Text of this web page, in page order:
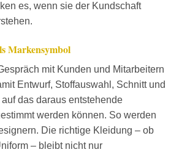
es, wenn sie der Kundschaft
Markensymbol
mit Kunden und Mitarbeitern
Entwurf, Stoffauswahl, Schnitt und
das daraus entstehende
werden können. So werden
Die richtige Kleidung – ob
– bleibt nicht nur